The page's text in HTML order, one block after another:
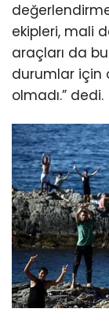
ekipleri, mali
araçları da
durumlar için
olmadı.” dedi.